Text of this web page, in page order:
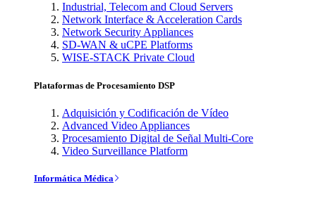
Industrial, Telecom and Cloud Servers
Network Interface & Acceleration Cards
Network Security Appliances
SD-WAN & uCPE Platforms
WISE-STACK Private Cloud
Plataformas de Procesamiento DSP
Adquisición y Codificación de Vídeo
Advanced Video Appliances
Procesamiento Digital de Señal Multi-Core
Video Surveillance Platform
Informática Médica